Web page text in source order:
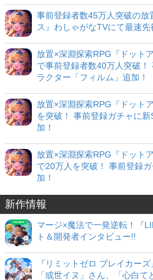
事前登録者数45万人突破の
ス』わしゃがなTVにて最速
放置×深淵探索RPG『ドット
で事前登録者数40万人突破！
ラクター「フィルム」追加！
放置×深淵探索RPG『ドット
を突破！ 事前登録ガチャに
加！
放置×深淵探索RPG『ドット
で20万人を突破！ 事前登録
加！
新作情報
マージ×魔法で一発逆転！『
ト＆開発者インタビュー!!
『リミットゼロ ブレイカー
「或世イヌ」さん、「心白